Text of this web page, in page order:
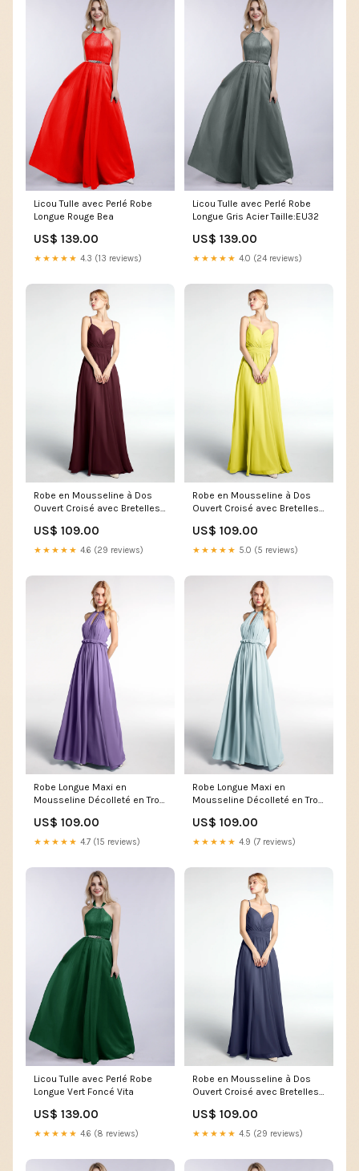
Licou Tulle avec Perlé Robe
Longue Rouge Bea
US$ 139.00
★★★★★ 4.3 (13 reviews)
Licou Tulle avec Perlé Robe
Longue Gris Acier Taille:EU32
US$ 139.00
★★★★★ 4.0 (24 reviews)
Robe en Mousseline à Dos
Ouvert Croisé avec Bretelles
US$ 109.00
★★★★★ 4.6 (29 reviews)
Robe en Mousseline à Dos
Ouvert Croisé avec Bretelles
US$ 109.00
★★★★★ 5.0 (5 reviews)
Robe Longue Maxi en
Mousseline Décolleté en Trou
Tahiti Taille:EU34
US$ 109.00
★★★★★ 4.7 (15 reviews)
Robe Longue Maxi en
Mousseline Décolleté en Trou
Brume Arlene
US$ 109.00
★★★★★ 4.9 (7 reviews)
Licou Tulle avec Perlé Robe
Longue Vert Foncé Vita
US$ 139.00
★★★★★ 4.6 (8 reviews)
Robe en Mousseline à Dos
Ouvert Croisé avec Bretelles
US$ 109.00
★★★★★ 4.5 (29 reviews)